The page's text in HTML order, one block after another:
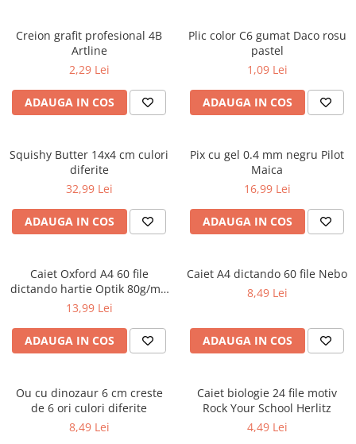
Vocabulare
Blocuri de desen școlare
Hârtie pentru lucru manual
Accesorii geometrie și matematică
Rigle și Echere
Compasuri
Truse geometrie
Socotitori și bețisoare pentru
numărat
Ghiozdane și rucsacuri
Rucsacuri școlare și casual
Ghiozdane pentru grădinită
Penare
Penare neechipate
Penare tip etui
Acuarele și pensule școlare
Creion grafit profesional 4B
Artline
2,29 Lei
ADAUGA IN COS
Plic color C6 gumat Daco rosu
pastel
1,09 Lei
ADAUGA IN COS
Squishy Butter 14x4 cm culori
diferite
32,99 Lei
ADAUGA IN COS
Pix cu gel 0.4 mm negru Pilot
Maica
16,99 Lei
ADAUGA IN COS
Caiet Oxford A4 60 file
dictando hartie Optik 80g/mp
Touch Pastel
13,99 Lei
ADAUGA IN COS
Caiet A4 dictando 60 file Nebo
8,49 Lei
ADAUGA IN COS
Ou cu dinozaur 6 cm creste
de 6 ori culori diferite
8,49 Lei
Caiet biologie 24 file motiv
Rock Your School Herlitz
4,49 Lei